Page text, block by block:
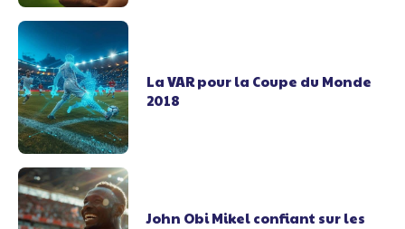
La VAR pour la Coupe du Monde
2018
John Obi Mikel confiant sur les